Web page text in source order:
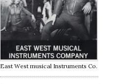
East West musical Instruments Co.